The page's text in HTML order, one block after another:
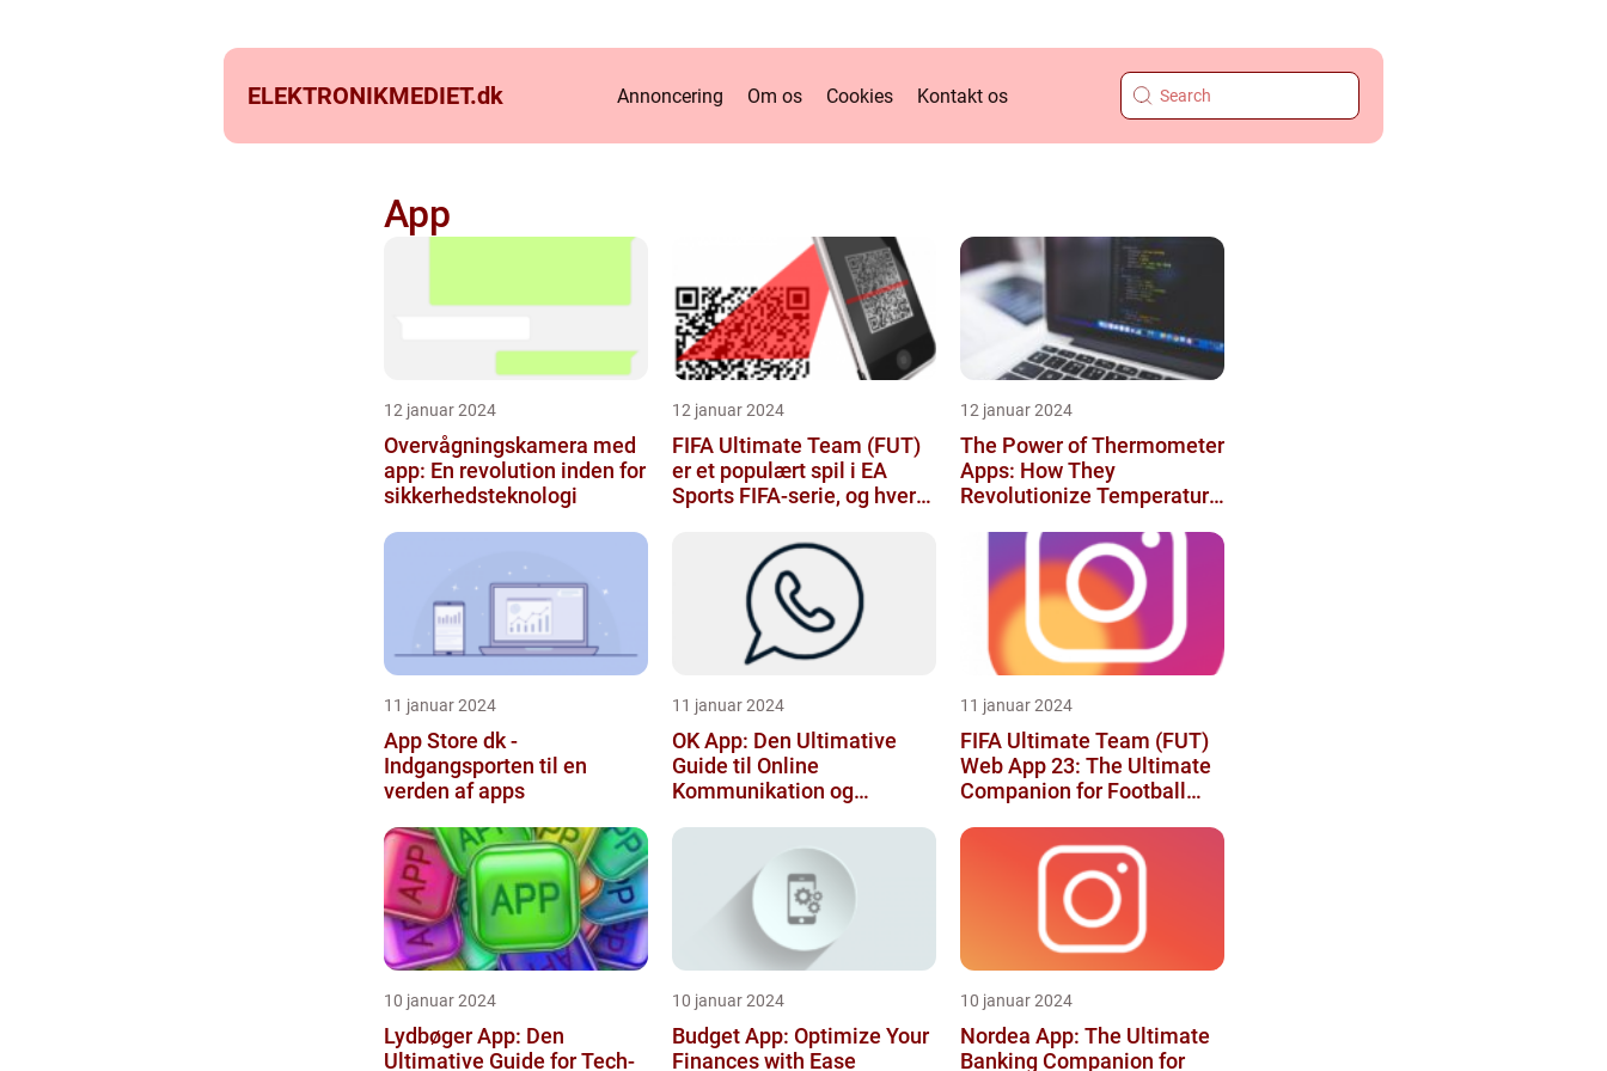
ELEKTRONIKMEDIET.dk Annoncering Om os Cookies Kontakt os
App
12 januar 2024
Overvågningskamera med
app: En revolution inden for
sikkerhedsteknologi
12 januar 2024
FIFA Ultimate Team (FUT)
er et populært spil i EA
Sports FIFA-serie, og hvert
12 januar 2024
The Power of Thermometer
Apps: How They
Revolutionize Temperature
11 januar 2024
App Store dk -
Indgangsporten til en
verden af apps
11 januar 2024
OK App: Den Ultimative
Guide til Online
Kommunikation og
11 januar 2024
FIFA Ultimate Team (FUT)
Web App 23: The Ultimate
Companion for Football
10 januar 2024
Lydbøger App: Den
Ultimative Guide for Tech-
10 januar 2024
Budget App: Optimize Your
Finances with Ease
10 januar 2024
Nordea App: The Ultimate
Banking Companion for